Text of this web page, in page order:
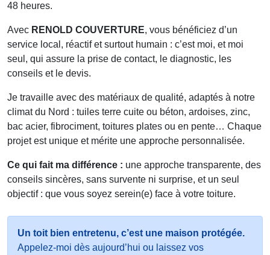
48 heures.
Avec RENOLD COUVERTURE, vous bénéficiez d’un
service local, réactif et surtout humain : c’est moi, et moi
seul, qui assure la prise de contact, le diagnostic, les
conseils et le devis.
Je travaille avec des matériaux de qualité, adaptés à notre
climat du Nord : tuiles terre cuite ou béton, ardoises, zinc,
bac acier, fibrociment, toitures plates ou en pente… Chaque
projet est unique et mérite une approche personnalisée.
Ce qui fait ma différence : une approche transparente, des
conseils sincères, sans survente ni surprise, et un seul
objectif : que vous soyez serein(e) face à votre toiture.
Un toit bien entretenu, c’est une maison protégée.
Appelez-moi dès aujourd’hui ou laissez vos